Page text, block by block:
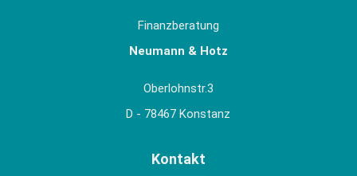
Finanzberatung
Neumann & Hotz
Oberlohnstr.3
D - 78467 Konstanz
Kontakt